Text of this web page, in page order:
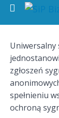
Return to
Sygnaliści
System
obsługi
zgłoszeń
MINIPrzegląd
programu
Uniwersalny
zgłoszeń
spełnieniu
ochroną